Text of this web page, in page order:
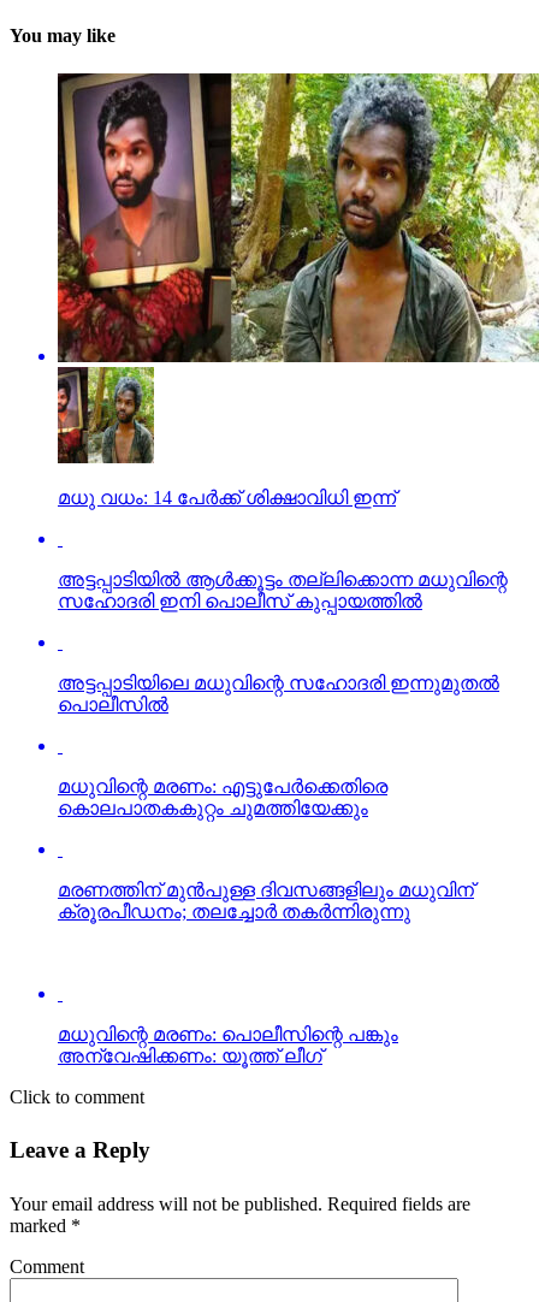
You may like
മധു വധം: 14 പേര്‍ക്ക് ശിക്ഷാവിധി ഇന്ന്
അട്ടപ്പാടിയില്‍ ആള്‍ക്കൂട്ടം തല്ലിക്കൊന്ന മധുവിന്റെ
സഹോദരി ഇനി പൊലീസ് കുപ്പായത്തില്‍
അട്ടപ്പാടിയിലെ മധുവിന്റെ സഹോദരി ഇന്നുമുതല്‍
പൊലീസില്‍
മധുവിന്റെ മരണം: എട്ടുപേര്‍ക്കെതിരെ
കൊലപാതകകുറ്റം ചുമത്തിയേക്കും
മരണത്തിന് മുന്‍പുള്ള ദിവസങ്ങളിലും മധുവിന്
ക്രൂരപീഡനം; തലച്ചോര്‍ തകര്‍ന്നിരുന്നു
Click to comment
Leave a Reply
Your email address will not be published.
Comment